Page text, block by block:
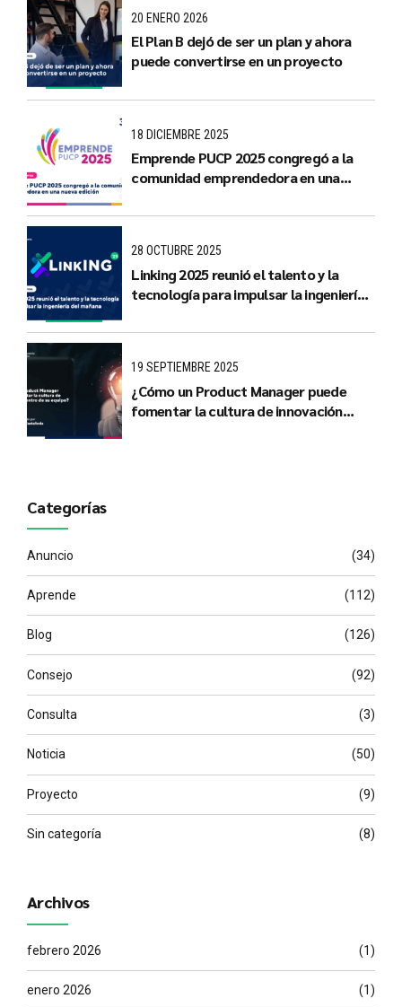
20 ENERO 2026
El Plan B dejó de ser un plan y ahora
puede convertirse en un proyecto
18 DICIEMBRE 2025
Emprende PUCP 2025 congregó a la
comunidad emprendedora en una
28 OCTUBRE 2025
Linking 2025 reunió el talento y la
tecnología para impulsar la ingeniería
19 SEPTIEMBRE 2025
¿Cómo un Product Manager puede
fomentar la cultura de innovación
Categorías
Anuncio (34)
Aprende (112)
Blog (126)
Consejo (92)
Consulta (3)
Noticia (50)
Proyecto (9)
Sin categoría (8)
Archivos
febrero 2026 (1)
enero 2026 (1)